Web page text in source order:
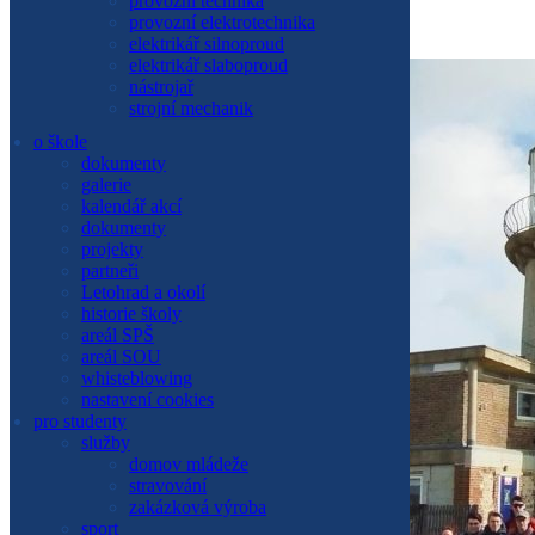
provozní technika
pro studenty
služby
nabízené služby
stravování
ubytování
kurzy
podpůrné aktivity studia
sport
kultura
studentské soutěže
exkurze
výchovný poradce
metodik prevence
školská rada
nadační fond SPŠ Letohrad
žákovská knížka
studijní a informační centrum
kalendář akcí
dokumenty
o škole
představení školy
galerie
partneři
provozní elektrotechnika
elektrikář silnoproud
elektrikář slaboproud
nástrojař
strojní mechanik
o škole
dokumenty
galerie
kalendář akcí
dokumenty
projekty
partneři
Letohrad a okolí
historie školy
areál SPŠ
areál SOU
whisteblowing
nastavení cookies
pro studenty
služby
domov mládeže
stravování
zakázková výroba
sport